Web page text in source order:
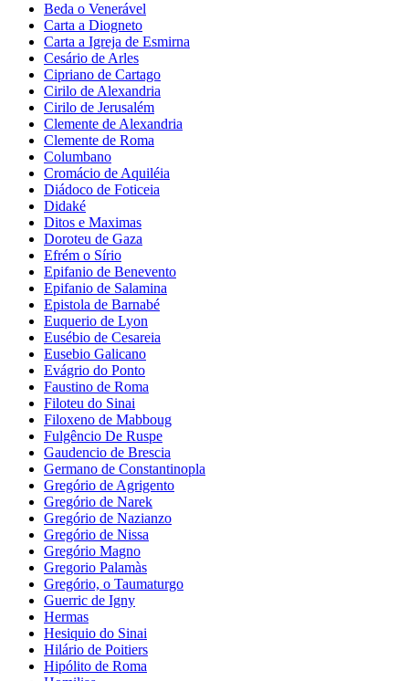
Beda o Venerável
Carta a Diogneto
Carta a Igreja de Esmirna
Cesário de Arles
Cipriano de Cartago
Cirilo de Alexandria
Cirilo de Jerusalém
Clemente de Alexandria
Clemente de Roma
Columbano
Cromácio de Aquiléia
Diádoco de Foticeia
Didaké
Ditos e Maximas
Doroteu de Gaza
Efrém o Sírio
Epifanio de Benevento
Epifanio de Salamina
Epistola de Barnabé
Euquerio de Lyon
Eusébio de Cesareia
Eusebio Galicano
Evágrio do Ponto
Faustino de Roma
Filoteu do Sinai
Filoxeno de Mabboug
Fulgêncio De Ruspe
Gaudencio de Brescia
Germano de Constantinopla
Gregório de Agrigento
Gregório de Narek
Gregório de Nazianzo
Gregório de Nissa
Gregório Magno
Gregorio Palamàs
Gregório, o Taumaturgo
Guerric de Igny
Hermas
Hesiquio do Sinai
Hilário de Poitiers
Hipólito de Roma